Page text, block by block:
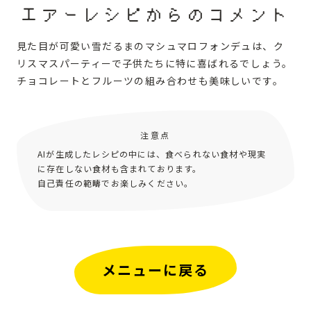
エアーレシピからのコメント
見た目が可愛い雪だるまのマシュマロフォンデュは、ク
リスマスパーティーで子供たちに特に喜ばれるでしょう。
チョコレートとフルーツの組み合わせも美味しいです。
注意点
AIが生成したレシピの中には、食べられない食材や現実
に存在しない食材も含まれております。
自己責任の範疇でお楽しみください。
メニューに戻る